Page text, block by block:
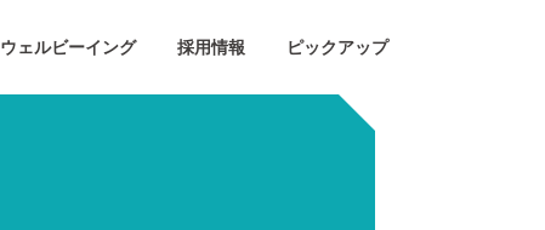
ウェルビーイング 採用情報 ピックアップ